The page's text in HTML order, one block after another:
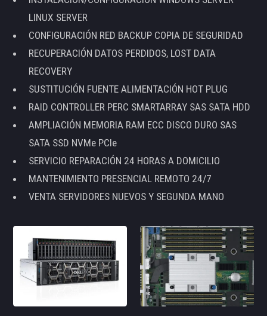
LINUX SERVER
CONFIGURACIÓN RED BACKUP COPIA DE SEGURIDAD
RECUPERACIÓN DATOS PERDIDOS, LOST DATA
RECOVERY
SUSTITUCIÓN FUENTE ALIMENTACIÓN HOT PLUG
RAID CONTROLLER PERC SMARTARRAY SAS SATA HDD
AMPLIACIÓN MEMORIA RAM ECC DISCO DURO SAS
SATA SSD NVMe PCIe
SERVICIO REPARACIÓN 24 HORAS A DOMICILIO
MANTENIMIENTO PRESENCIAL REMOTO 24/7
VENTA SERVIDORES NUEVOS Y SEGUNDA MANO